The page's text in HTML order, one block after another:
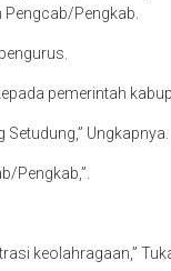
Pengcab/Pengkab.
pemerintah
Ungkapnya.
Pengkab,”.
keolahragaan,”